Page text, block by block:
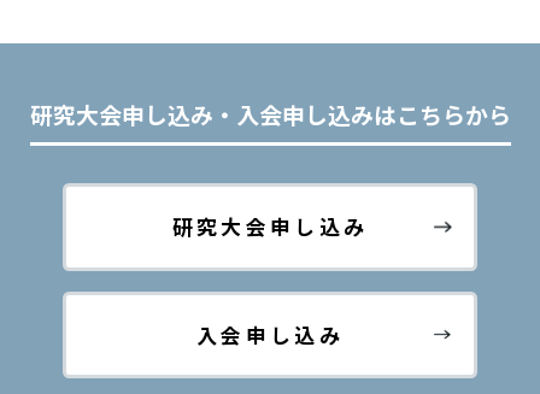
研究大会申し込み・入会申し込みはこちらから
研究大会 申し込み
入会申し込み